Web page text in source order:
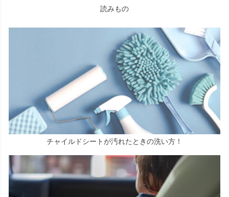
読みもの
チャイルドシートが汚れたときの洗い方！